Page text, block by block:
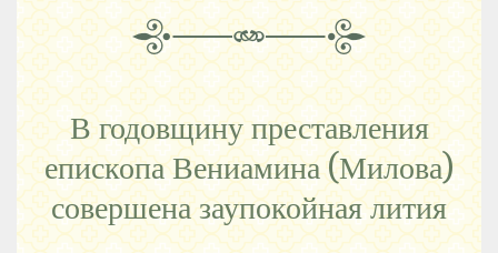
В годовщину преставления
епископа Вениамина (Милова)
совершена заупокойная лития